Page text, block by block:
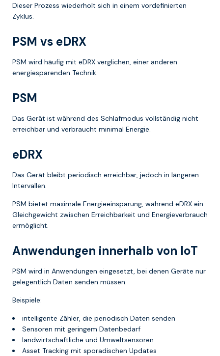
Dieser Prozess wiederholt sich in einem vordefinierten
Zyklus.
PSM vs eDRX
PSM wird häufig mit eDRX verglichen, einer anderen
energiesparenden Technik.
PSM
Das Gerät ist während des Schlafmodus vollständig nicht
erreichbar und verbraucht minimal Energie.
eDRX
Das Gerät bleibt periodisch erreichbar, jedoch in längeren
Intervallen.
PSM bietet maximale Energieeinsparung, während eDRX ein
Gleichgewicht zwischen Erreichbarkeit und Energieverbrauch
ermöglicht.
Anwendungen innerhalb von IoT
PSM wird in Anwendungen eingesetzt, bei denen Geräte nur
gelegentlich Daten senden müssen.
Beispiele:
intelligente Zähler, die periodisch Daten senden
Sensoren mit geringem Datenbedarf
landwirtschaftliche und Umweltsensoren
Asset Tracking mit sporadischen Updates